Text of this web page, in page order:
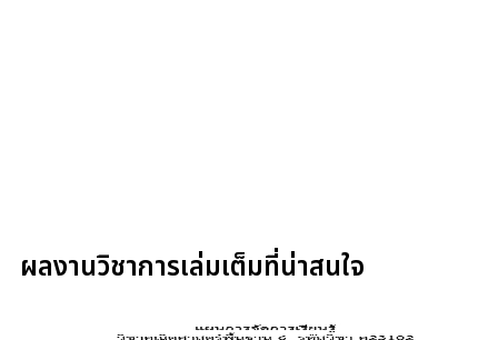
ผลงานวิชาการเล่มเต็มที่น่าสนใจ